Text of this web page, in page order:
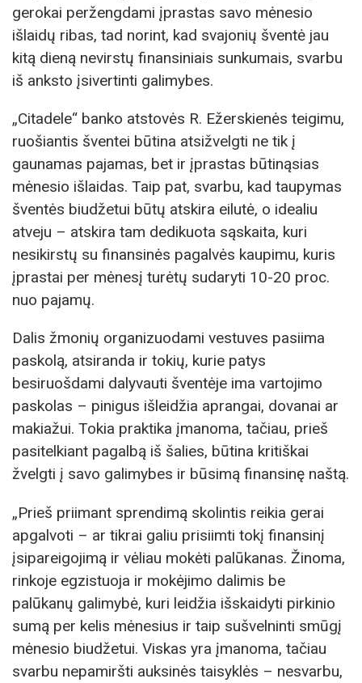
gerokai peržengdami įprastas savo mėnesio
išlaidų ribas, tad norint, kad svajonių šventė jau
kitą dieną nevirstų finansiniais sunkumais, svarbu
iš anksto įsivertinti galimybes.
„Citadele“ banko atstovės R. Ežerskienės teigimu,
ruošiantis šventei būtina atsižvelgti ne tik į
gaunamas pajamas, bet ir įprastas būtinąsias
mėnesio išlaidas. Taip pat, svarbu, kad taupymas
šventės biudžetui būtų atskira eilutė, o idealiu
atveju – atskira tam dedikuota sąskaita, kuri
nesikirstų su finansinės pagalvės kaupimu, kuris
įprastai per mėnesį turėtų sudaryti 10-20 proc.
nuo pajamų.
Dalis žmonių organizuodami vestuves pasiima
paskolą, atsiranda ir tokių, kurie patys
besiruošdami dalyvauti šventėje ima vartojimo
paskolas – pinigus išleidžia aprangai, dovanai ar
makiažui. Tokia praktika įmanoma, tačiau, prieš
pasitelkiant pagalbą iš šalies, būtina kritiškai
žvelgti į savo galimybes ir būsimą finansinę naštą.
„Prieš priimant sprendimą skolintis reikia gerai
apgalvoti – ar tikrai galiu prisiimti tokį finansinį
įsipareigojimą ir vėliau mokėti palūkanas. Žinoma,
rinkoje egzistuoja ir mokėjimo dalimis be
palūkanų galimybė, kuri leidžia išskaidyti pirkinio
sumą per kelis mėnesius ir taip sušvelninti smūgį
mėnesio biudžetui. Viskas yra įmanoma, tačiau
svarbu nepamiršti auksinės taisyklės – nesvarbu,